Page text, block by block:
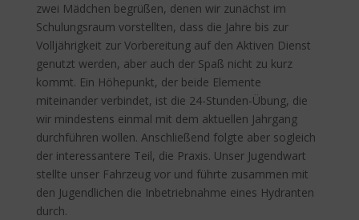
zwei Mädchen begrüßen, denen wir zunächst im
Schulungsraum vorstellten, dass die Jahre bis zur
Volljährigkeit zur Vorbereitung auf den Aktiven Dienst
genutzt werden, aber auch der Spaß nicht zu kurz
kommt. Ein Höhepunkt, der beide Elemente
miteinander verbindet, ist die 24-Stunden-Übung, die
wir mindestens einmal mit dem aktuellen Jahrgang
durchführen wollen. Anschließend folgte aber sogleich
der interessantere Teil, die Praxis. Unser Jugendwart
stellte unser Fahrzeug vor und führte zusammen mit
den Jugendlichen die Inbetriebnahme eines Hydranten
durch.